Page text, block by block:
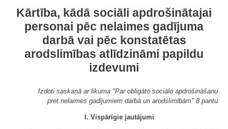
Kārtība, kādā sociāli apdrošinātajai
personai pēc nelaimes gadījuma
darbā vai pēc konstatētas
arodslimības atlīdzināmi papildu
izdevumi
Izdoti saskaņā ar likuma "Par obligāto sociālo apdrošināšanu
pret nelaimes gadījumiem darbā un arodslimībām" 8.pantu
I. Vispārīgie jautājumi